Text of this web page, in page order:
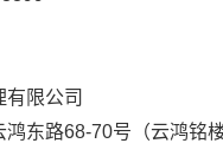
有限公司
鸿东路68-70号（云鸿铭